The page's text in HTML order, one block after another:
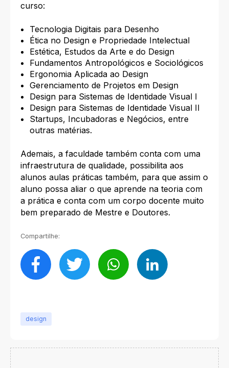
curso:
Tecnologia Digitais para Desenho
Ética no Design e Propriedade Intelectual
Estética, Estudos da Arte e do Design
Fundamentos Antropológicos e Sociológicos
Ergonomia Aplicada ao Design
Gerenciamento de Projetos em Design
Design para Sistemas de Identidade Visual I
Design para Sistemas de Identidade Visual II
Startups, Incubadoras e Negócios, entre
outras matérias.
Ademais, a faculdade também conta com uma
infraestrutura de qualidade, possibilita aos
alunos aulas práticas também, para que assim o
aluno possa aliar o que aprende na teoria com
a prática e conta com um corpo docente muito
bem preparado de Mestre e Doutores.
Compartilhe:
design